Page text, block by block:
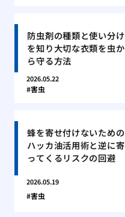
防虫剤の種類と使い分け
を知り大切な衣類を虫か
ら守る方法
2026.05.22
害虫
蜂を寄せ付けないための
ハッカ油活用術と逆に寄
ってくるリスクの回避
2026.05.19
害虫